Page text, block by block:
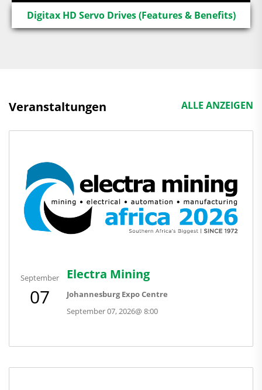
Digitax HD Servo Drives (Features & Benefits)
Veranstaltungen ALLE ANZEIGEN
September
07
September 07, 2026@8:00
Electra Mining
Johannesburg Expo Centre